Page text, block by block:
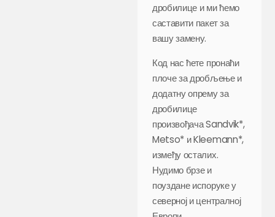
дробилице и ми ћемо
саставити пакет за
вашу замену.
Код нас ћете пронаћи
плоче за дробљење и
додатну опрему за
дробилице
произвођача Sandvik*,
Metso* и Kleemann*,
између осталих.
Нудимо брзе и
поуздане испоруке у
северној и централној